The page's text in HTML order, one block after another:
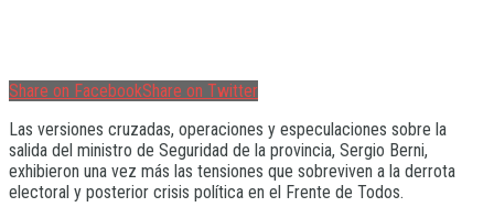
Share on FacebookShare on Twitter
Las versiones cruzadas, operaciones y especulaciones sobre la
salida del ministro de Seguridad de la provincia, Sergio Berni,
exhibieron una vez más las tensiones que sobreviven a la derrota
electoral y posterior crisis política en el Frente de Todos.